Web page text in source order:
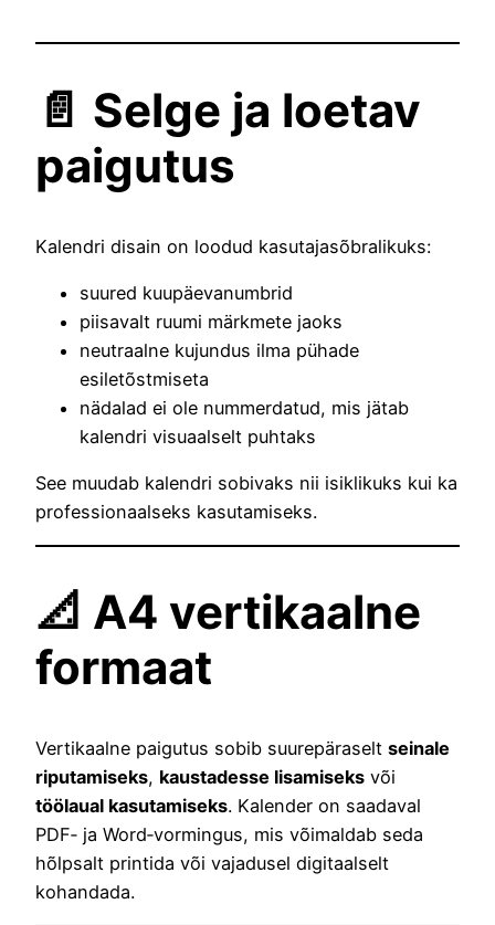
📄 Selge ja loetav
paigutus
Kalendri disain on loodud kasutajasõbralikuks:
suured kuupäevanumbrid
piisavalt ruumi märkmete jaoks
neutraalne kujundus ilma pühade
esiletõstmiseta
nädalad ei ole nummerdatud, mis jätab
kalendri visuaalselt puhtaks
See muudab kalendri sobivaks nii isiklikuks kui ka
professionaalseks kasutamiseks.
📐 A4 vertikaalne
formaat
Vertikaalne paigutus sobib suurepäraselt seinale
riputamiseks, kaustadesse lisamiseks või
töölaual kasutamiseks. Kalender on saadaval
PDF‑ ja Word‑vormingus, mis võimaldab seda
hõlpsalt printida või vajadusel digitaalselt
kohandada.